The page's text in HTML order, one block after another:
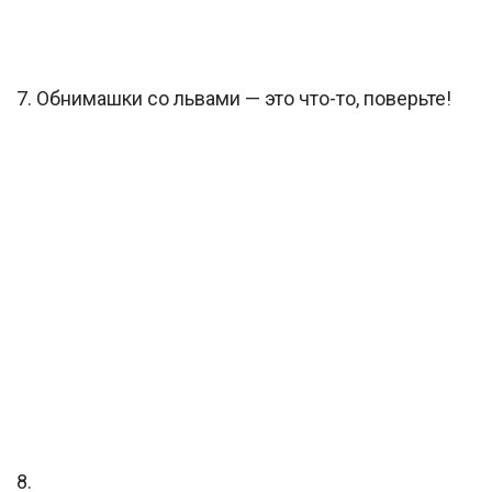
7. Обнимашки со львами — это что-то, поверьте!
8.